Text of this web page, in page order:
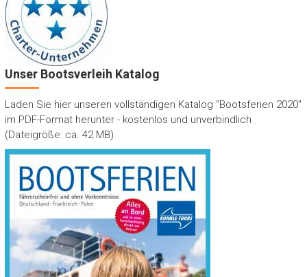
Unser Bootsverleih Katalog
Laden Sie hier unseren vollständigen Katalog "Bootsferien 2020"
im PDF-Format herunter - kostenlos und unverbindlich
(Dateigröße: ca. 42 MB).